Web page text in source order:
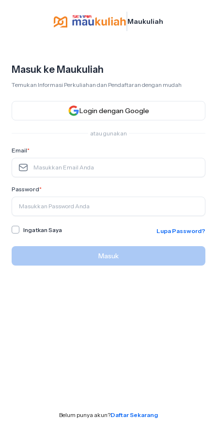
Maukuliah
Masuk ke Maukuliah
Temukan Informasi Perkuliahan dan Pendaftaran dengan mudah
Login dengan Google
atau gunakan
Email*
Password*
Ingatkan Saya Lupa Password?
Masuk
Belum punya akun?Daftar Sekarang